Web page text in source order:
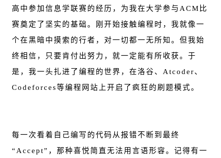
高中参加 信息学联赛的经历，为我在大学参与ACM比
赛奠定了坚实的基础。刚开始接触编程时，我就像一
个在黑暗中摸索的行者，对一切都一无所知。但我始
终相信，只要肯付出努力，就一定能有所收获。于
是，我一头扎进了编程的世界，在洛谷、 Atcoder、
Codeforces等编程网站上开启了疯狂的刷题模式。
每一次看着自己编写的代码从报错不断到最终
“Accept”，那种喜悦简直无法用言语形容。记得有一